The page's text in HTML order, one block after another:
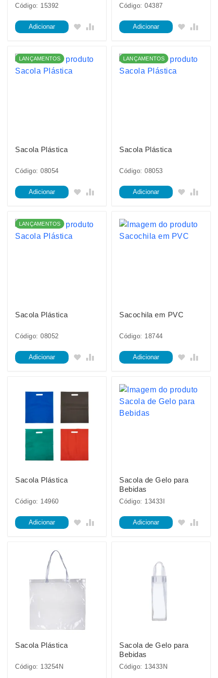
Código: 15392
Adicionar
Código: 04387
Adicionar
LANÇAMENTOS
Sacola Plástica
Código: 08054
Adicionar
LANÇAMENTOS
Sacola Plástica
Código: 08053
Adicionar
LANÇAMENTOS
Sacola Plástica
Código: 08052
Adicionar
Sacochila em PVC
Código: 18744
Adicionar
Sacola Plástica
Código: 14960
Adicionar
Sacola de Gelo para
Bebidas
Código: 13433I
Adicionar
Sacola Plástica
Código: 13254N
Sacola de Gelo para
Bebidas
Código: 13433N